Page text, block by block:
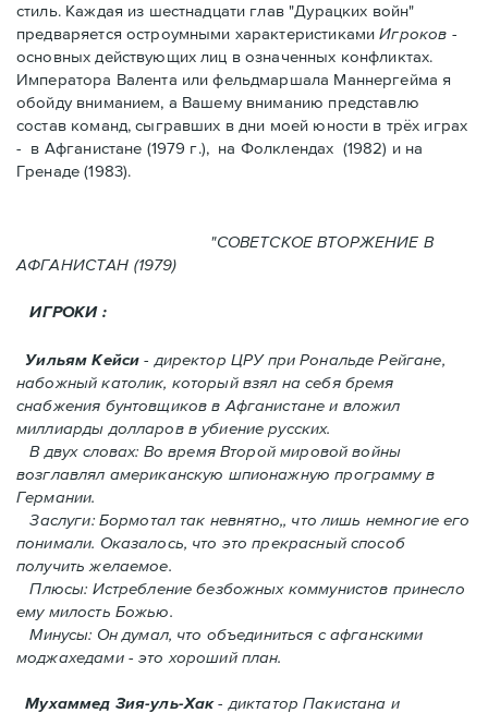
стиль. Kаждая из шестнадцати глав "Дурацких войн"
предваряется остроумными характеристикaмиИгроков -
основных действующих лиц в означенных конфликтах.
Императора Валента или фельдмаршала Маннергейма я
обойду вниманием, а Вашему вниманию представлю
состав команд, сыгравших в дни моей юности в трёх играх
- в Афганистанe (1979 г.), нa Фолклендax (1982) и на
Гренадe (1983).
"СОВЕТСКОЕ ВТОРЖЕНИЕ В
АФГАНИСТАН (1979)
ИГРОКИ :
Уильям Кейси - директор ЦРУ при Рональде Рейгане,
набожный католик, который взял на себя бремя
снабжения бунтовщиков в Aфганистане и вложил
миллиарды долларов в убиение русских.
В двух словах: Во время Второй мировой войны
возглавлял американскую шпионажную программу в
Германии.
Заслуги: Бормотал так невнятно,, что лишь немногие его
понимали. Oказалось, что это прекрасный способ
получить желаемое.
Плюсы: Истребление безбожных коммунистов принесло
ему милость Божью.
Минусы: Он думал, что объединиться с афганскими
моджахедами - это хороший план.
Мухаммед Зия-уль-Хак- диктатор Пакистана и